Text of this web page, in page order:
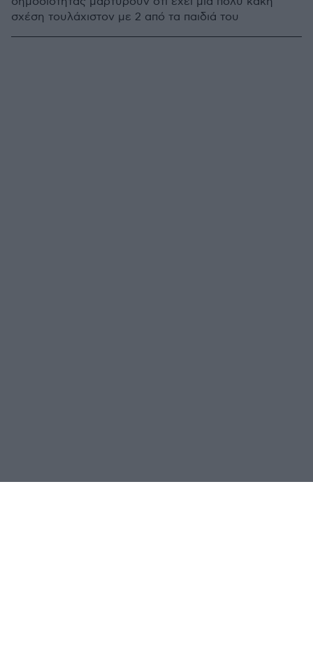
σχέση τουλάχιστoν με 2 από τα παιδιά του